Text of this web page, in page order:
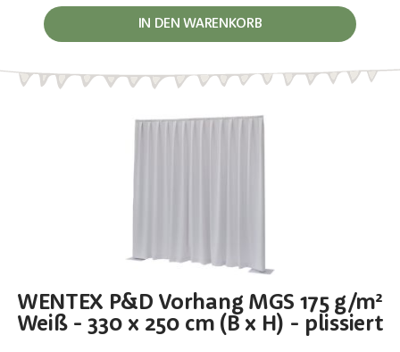
IN DEN WARENKORB
WENTEX P&D Vorhang MGS 175 g/m²
Weiß - 330 x 250 cm (B x H) - plissiert